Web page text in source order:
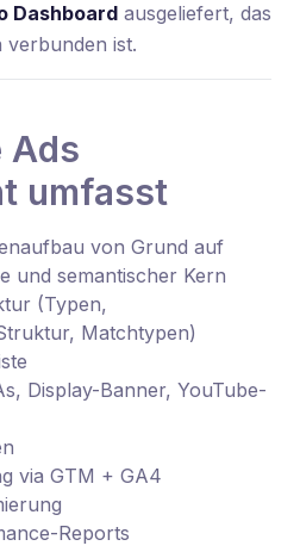
Dashboard ausgeliefert, das
verbunden ist.
Ads
umfasst
von Grund auf
und semantischer Kern
(Typen,
Matchtypen)
Display-Banner, YouTube-
via GTM + GA4
Reports